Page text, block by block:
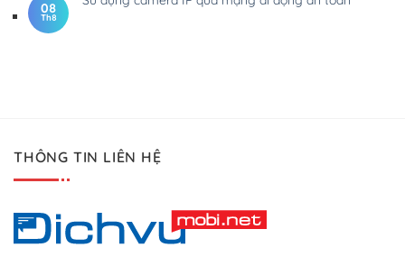
08
Th8
THÔNG TIN LIÊN HỆ